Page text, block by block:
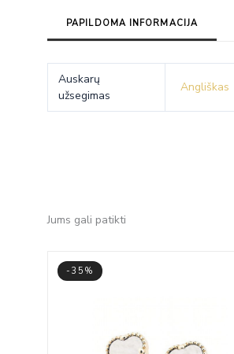
PAPILDOMA INFORMACIJA
Auskarų
užsegimas
Angliškas
Jums gali patikti
-35%